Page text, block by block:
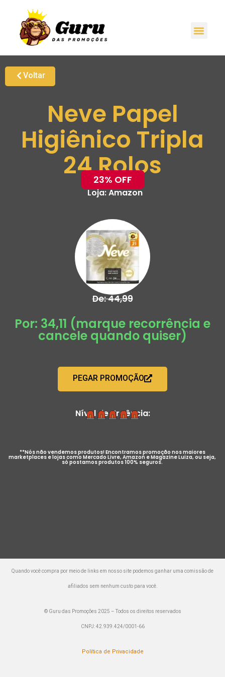
Voltar
Neve Papel
Higiênico Tripla
24 Rolos
23% OFF
Loja:Amazon
De: 44,99
Por: 34,11 (marque recorrência e
cancele quando quiser)
PEGAR PROMOÇÃO
Nível de Urgência:
**Nós não vendemos produtos! Encontramos promoção nos maiores
marketplaces e lojas como Mercado Livre, Amazon e Magazine Luiza, ou seja,
só postamos produtos 100% seguros.
Quando você compra por meio de links em nosso site podemos ganhar uma comissão de
afiliados sem nenhum custo para você.
© Guru das Promoções 2025 – Todos os direitos reservados
CNPJ: 42.939.424/0001-66
Política de Privacidade